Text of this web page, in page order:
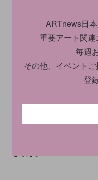
2023.11.27
ARTnews日
重要アート関
毎週
その他、イベント
登